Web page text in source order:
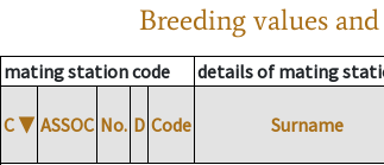
Breeding values
mating station code details of mating
C ▼ ASSOC No. D Code Surname